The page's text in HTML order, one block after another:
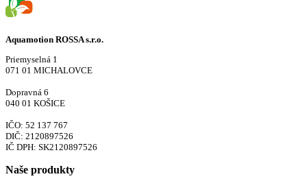
Aquamotion ROSSA s.r.o.
Priemyselná 1
071 01 MICHALOVCE
Dopravná 6
040 01 KOŠICE
IČO: 52 137 767
DIČ: 2120897526
IČ DPH: SK2120897526
Naše produkty